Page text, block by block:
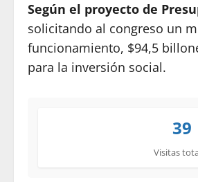
Según el proyecto de
solicitando al congreso un
funcionamiento, $94,5
para la inversión social.
39
Visitas